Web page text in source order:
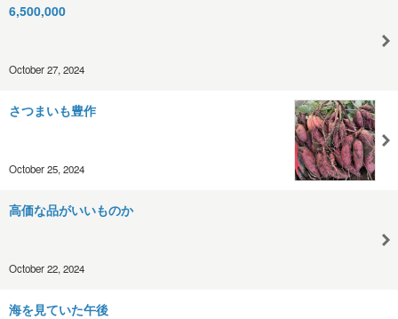
6,500,000
October 27, 2024
さつまいも豊作
October 25, 2024
高価な品がいいものか
October 22, 2024
海を見ていた午後